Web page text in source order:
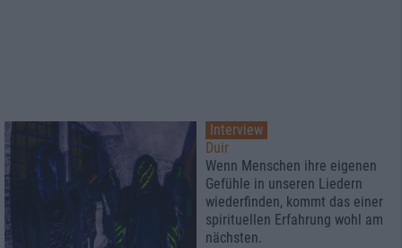
Interview
Duir
Wenn Menschen ihre eigenen
Gefühle in unseren Liedern
wiederfinden, kommt das einer
spirituellen Erfahrung wohl am
nächsten.